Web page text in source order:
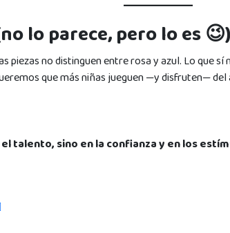
lo parece, pero lo es 😉)
piezas no distinguen entre rosa y azul. Lo que
que más niñas jueguen —y disfruten—
talento, sino en la confianza y en los